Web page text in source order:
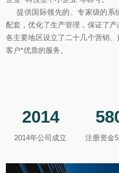
提供国际领先的、专家级的系
配套，优化了生产管理，保证了
各主要地区设立了二十几个营销
客户*优质的服务。
2014
2014年公司成立 注册资金